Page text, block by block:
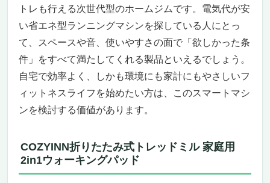
トレも行える次世代型のホームジムです。電気代が安
い省エネ型ランニングマシンを探している人にとっ
て、スペースや音、使いやすさの面で「欲しかった条
件」をすべて満たしてくれる製品といえるでしょう。
自宅で効率よく、しかも環境にも家計にもやさしいフ
ィットネスライフを始めたい方は、このスマートマシ
ンを検討する価値があります。
COZYINN折りたたみ式トレッドミル 家庭用
2in1ウォーキングパッド